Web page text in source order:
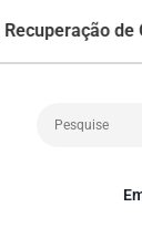
de Crédito